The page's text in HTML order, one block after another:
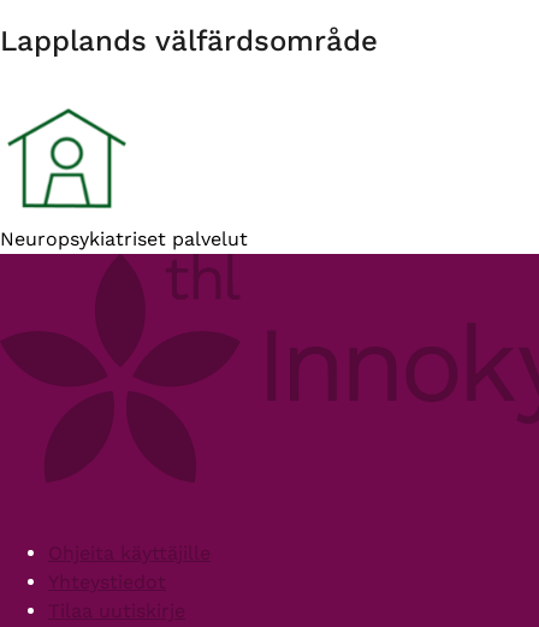
Organisation
Lapplands välfärdsområde
Introduction
Neuropsykiatriset palvelut
FooterOhjeita käyttäjille
Yhteystiedot
Tilaa uutiskirje